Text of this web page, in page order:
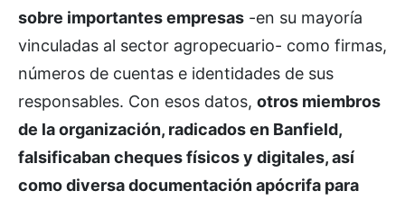
sobre importantes empresas -en su mayoría
vinculadas al sector agropecuario- como firmas,
números de cuentas e identidades de sus
responsables. Con esos datos, otros miembros
de la organización, radicados en Banfield,
falsificaban cheques físicos y digitales, así
como diversa documentación apócrifa para